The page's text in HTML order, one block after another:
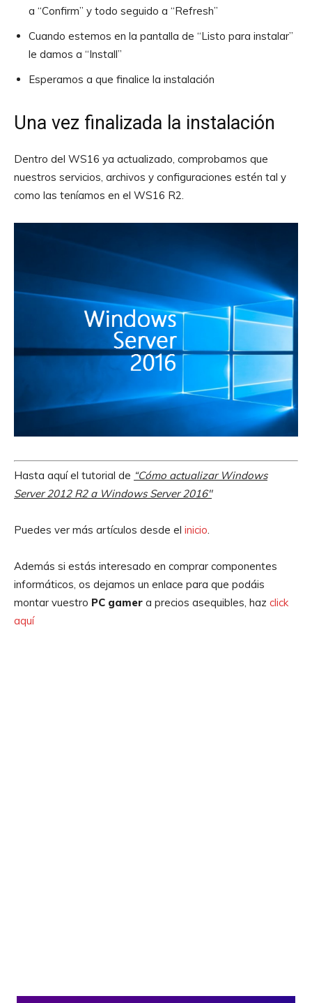
a “Confirm” y todo seguido a “Refresh”
Cuando estemos en la pantalla de “Listo para instalar”
le damos a “Install”
Esperamos a que finalice la instalación
Una vez finalizada la instalación
Dentro del WS16 ya actualizado, comprobamos que
nuestros servicios, archivos y configuraciones estén tal y
como las teníamos en el WS16 R2.
Hasta aquí el tutorial de “Cómo actualizar Windows
Server 2012 R2 a Windows Server 2016″
Puedes ver más artículos desde el inicio.
Además si estás interesado en comprar componentes
informáticos, os dejamos un enlace para que podáis
montar vuestro PC gamer a precios asequibles, haz click
aquí